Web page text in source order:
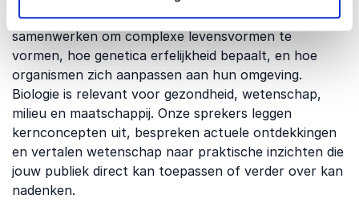
met de omgeving. Het helpt ons begrijpen hoe cellen
samenwerken om complexe levensvormen te
vormen, hoe genetica erfelijkheid bepaalt, en hoe
organismen zich aanpassen aan hun omgeving.
Biologie is relevant voor gezondheid, wetenschap,
milieu en maatschappij. Onze sprekers leggen
kernconcepten uit, bespreken actuele ontdekkingen
en vertalen wetenschap naar praktische inzichten die
jouw publiek direct kan toepassen of verder over kan
nadenken.